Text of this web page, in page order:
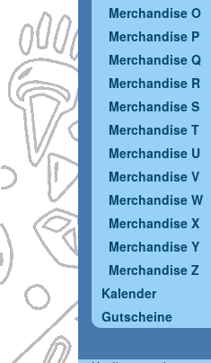
Merchandise O
Merchandise P
Merchandise Q
Merchandise R
Merchandise S
Merchandise T
Merchandise U
Merchandise V
Merchandise W
Merchandise X
Merchandise Y
Merchandise Z
Kalender
Gutscheine